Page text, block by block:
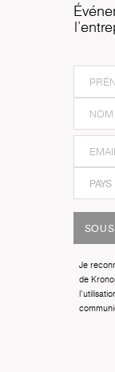
Je
de